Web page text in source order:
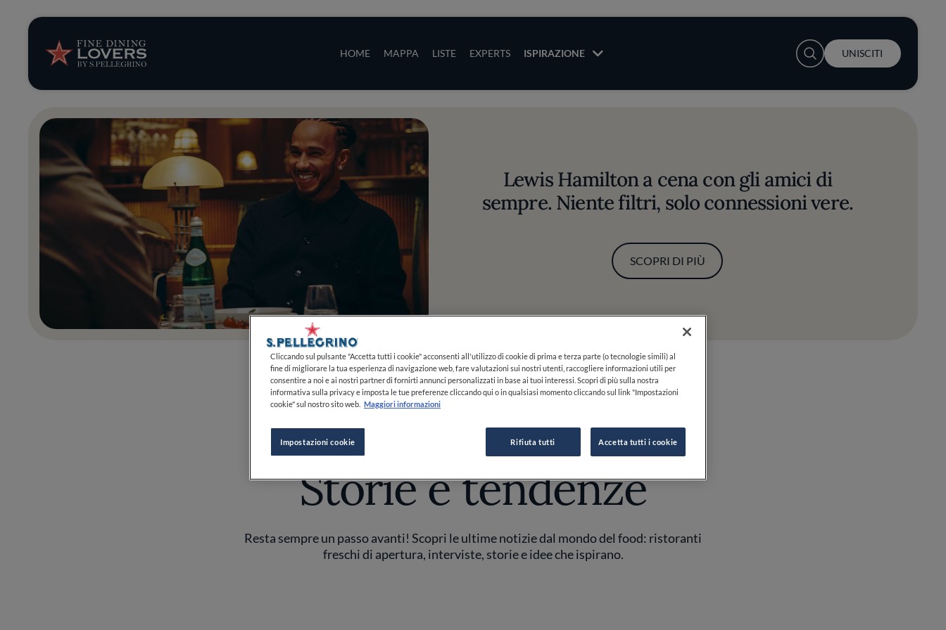
HOME MAPPA LISTE EXPERTS ISPIRAZIONE
Storie e tendenze
Ricette
Trucchi e consigli
Serie
User account menu
UNISCITI
Lewis Hamilton a cena con gli amici di
sempre. Niente filtri, solo connessioni vere.
SCOPRI DI PIÙ
STORIE E TENDENZE
Storie e tendenze
Resta sempre un passo avanti! Scopri le ultime notizie dal mondo del food: ristoranti
freschi di apertura, interviste, storie e idee che ispirano.
Cliccando sul pulsante "Accetta tutti i cookie" acconsenti all'utilizzo di cookie di prima e terza parte (o tecnologie simili) al
fine di migliorare la tua esperienza di navigazione web, fare valutazioni sui nostri utenti, raccogliere informazioni utili per
consentire a noi e ai nostri partner di fornirti annunci personalizzati in base ai tuoi interessi. Scopri di più sulla nostra
informativa sulla privacy e imposta le tue preferenze cliccando qui o in qualsiasi momento cliccando sul link "Impostazioni
cookie" sul nostro sito web. Maggiori informazioni
Impostazioni cookie Rifiuta tutti Accetta tutti i cookie